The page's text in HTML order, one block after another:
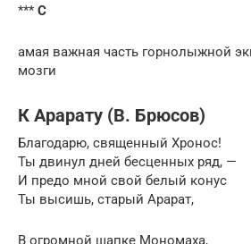
*** С
амая важная часть горнолыжной
мозги
К Арарату (В. Брюсов)
Благодарю, священный Хронос!
Ты двинул дней бесценных ряд, —
И предо мной свой белый конус
Ты высишь, старый Арарат,
В огромной шапке Мономаха,